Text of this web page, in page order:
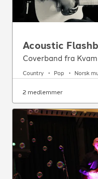
Acoustic
Coverband fra Kvam
Country Pop Norsk
2 medlemmer